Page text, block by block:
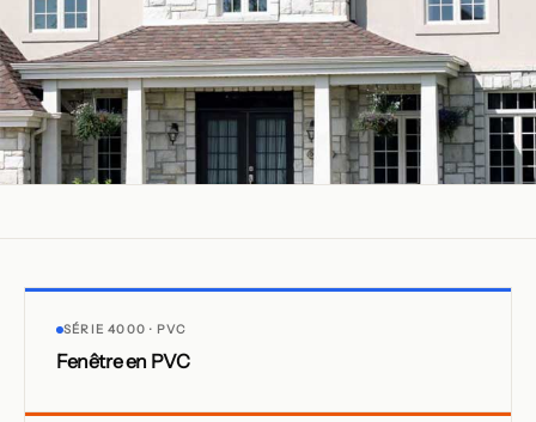
SÉRIE 4000 · PVC
Fenêtre en PVC